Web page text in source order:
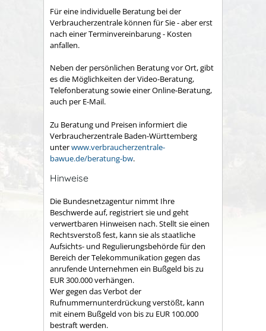
Für eine individuelle Beratung bei der
Verbraucherzentrale können für Sie - aber erst
nach einer Terminvereinbarung - Kosten
anfallen.
Neben der persönlichen Beratung vor Ort, gibt
es die Möglichkeiten der Video-Beratung,
Telefonberatung sowie einer Online-Beratung,
auch per E-Mail.
Zu Beratung und Preisen informiert die
Verbraucherzentrale Baden-Württemberg
unterwww.verbraucherzentrale-
bawue.de/beratung-bw.
Hinweise
Die Bundesnetzagentur nimmt Ihre
Beschwerde auf, registriert sie und geht
verwertbaren Hinweisen nach. Stellt sie einen
Rechtsverstoß fest, kann sie als staatliche
Aufsichts- und Regulierungsbehörde für den
Bereich der Telekommunikation gegen das
anrufende Unternehmen ein Bußgeld bis zu
EUR 300.000 verhängen.
Wer gegen das Verbot der
Rufnummernunterdrückung verstößt, kann
mit einem Bußgeld von bis zu EUR 100.000
bestraft werden.